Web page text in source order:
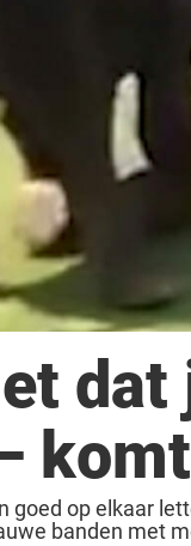
dat
goed op elkaar
banden met